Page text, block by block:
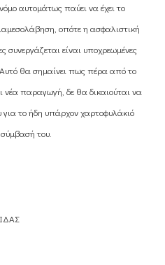
αυτομάτως παύει να έχει το
οπότε η ασφαλιστική
συνεργάζεται είναι υποχρεωμένες
θα σημαίνει πως πέρα από το
νέα παραγωγή, δε θα δικαιούται να
για το ήδη υπάρχον χαρτοφυλάκιό
του.